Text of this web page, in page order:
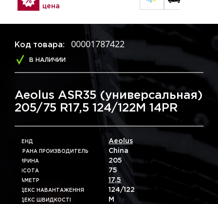
цена
Код товара: 00001787422
В НАЛИЧИИ
Aeolus ASR35 (универсальная)
205/75 R17,5 124/122M 14PR
БРЕНД Aeolus
СТРАНА ПРОИЗВОДИТЕЛЬ China
ШИРИНА 205
ВЫСОТА 75
ДІАМЕТР 17,5
ІНДЕКС НАВАНТАЖЕННЯ 124/122
ІНДЕКС ШВИДКОСТІ M